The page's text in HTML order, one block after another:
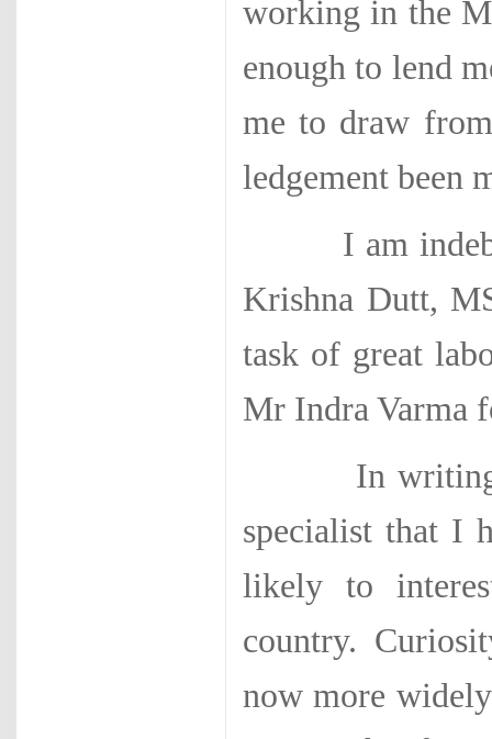
working in the
enough to lend
me to draw
ledgement been
I am
Krishna Dutt,
task of great
Mr Indra Varma
In writing
specialist that I
likely to
country.
now more